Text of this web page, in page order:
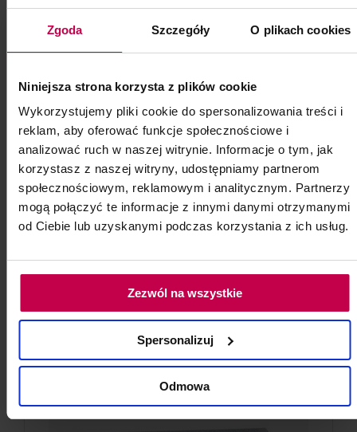
Zgoda Szczegóły O plikach cookies
Niniejsza strona korzysta z plików cookie
Wykorzystujemy pliki cookie do spersonalizowania treści i
reklam, aby oferować funkcje społecznościowe i
analizować ruch w naszej witrynie. Informacje o tym, jak
korzystasz z naszej witryny, udostępniamy partnerom
społecznościowym, reklamowym i analitycznym. Partnerzy
mogą połączyć te informacje z innymi danymi otrzymanymi
od Ciebie lub uzyskanymi podczas korzystania z ich usług.
Zezwól na wszystkie
Spersonalizuj
Odmowa
Thuya Farba Jasny Brąz 14 ml
Thuya Farba Jasny Brąz 14 ml
Kod: 6143
Poj: ml
42, - zł
do koszyka